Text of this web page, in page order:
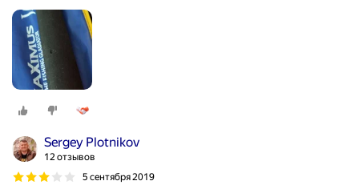
Sergey Plotnikov
12 отзывов
5 сентября 2019